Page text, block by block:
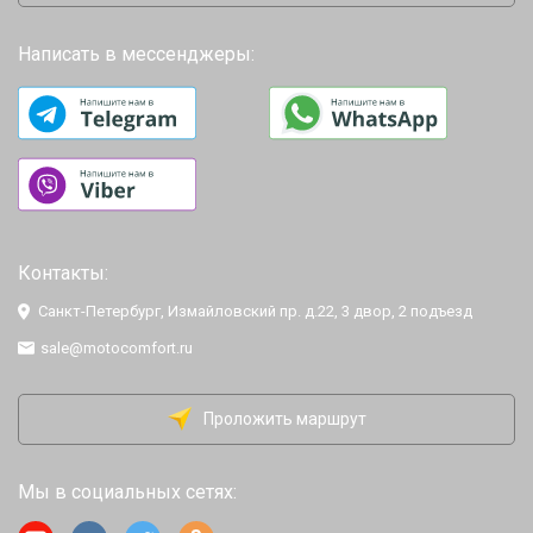
Написать в мессенджеры:
Контакты:
Санкт-Петербург, Измайловский пр. д.22, 3 двор, 2 подъезд
sale@motocomfort.ru
Проложить маршрут
Мы в социальных сетях: